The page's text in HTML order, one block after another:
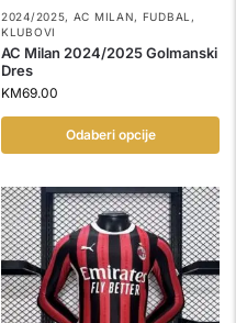
2024/2025, AC MILAN, FUDBAL ,
KLUBOVI
AC Milan 2024/2025 Golmanski
Dres
KM69.00
Odaberi opcije